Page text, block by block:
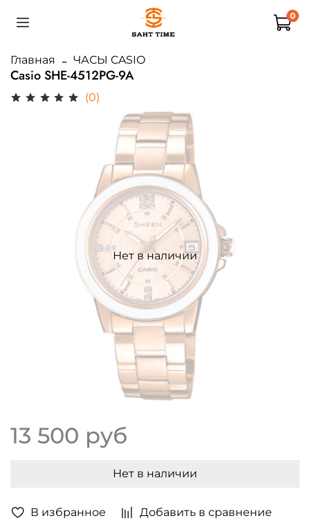
0
Главная ЧАСЫ CASIO
Casio SHE-4512PG-9A
(0)
В избранное Добавить в сравнение
Нет в наличии
13 500 руб
Нет в наличии